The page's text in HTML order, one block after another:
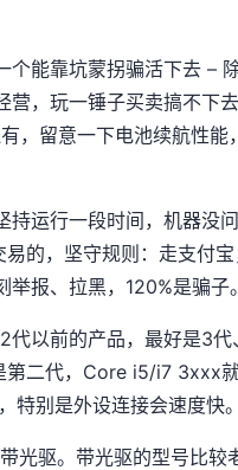
能靠坑蒙拐骗活下去 –
，玩一锤子买卖搞不下
，留意一下电池续航性能
运行一段时间，机器没
的，坚守规则：走支付
报、拉黑，120%是骗子。
以前的产品，最好是3
二代，Core i5/i7 3xxx
别是外设连接会速度快。
光驱。带光驱的型号比较